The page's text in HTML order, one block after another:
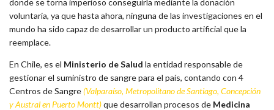
voluntaria, ya que hasta ahora, ninguna de las investigaciones en el
mundo ha sido capaz de desarrollar un producto artificial que la
reemplace.
En Chile, es el Ministerio de Salud la entidad responsable de
gestionar el suministro de sangre para el país, contando con 4
Centros de Sangre(Valparaíso, Metropolitano de Santiago, Concepción
y Austral en Puerto Montt)que desarrollan procesos de Medicina